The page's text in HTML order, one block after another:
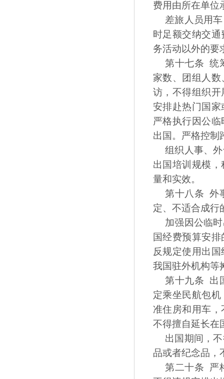
费用由所在单位
差旅人员用
时足额交纳交
务活动以外的要
第十七条 统
家数、团组人
访，不得组织
安排赴热门国
严格执行因公
出国。严格控制
组织人事、
出国培训规模
量和实效。
第十八条 外
定、不适合成行
加强因公临
国经费预算安
反规定使用出
我国驻外机构等
第十九条 出
定乘坐民航包
准住房和用车
不得擅自延长在
出国期间，
品或者纪念品，
第二十条 严